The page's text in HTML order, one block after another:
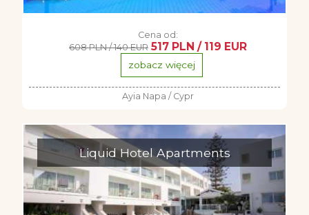
Cena od:
608 PLN / 140 EUR 517 PLN / 119 EUR
zobacz więcej
Ayia Napa / Cypr
Liquid Hotel Apartments